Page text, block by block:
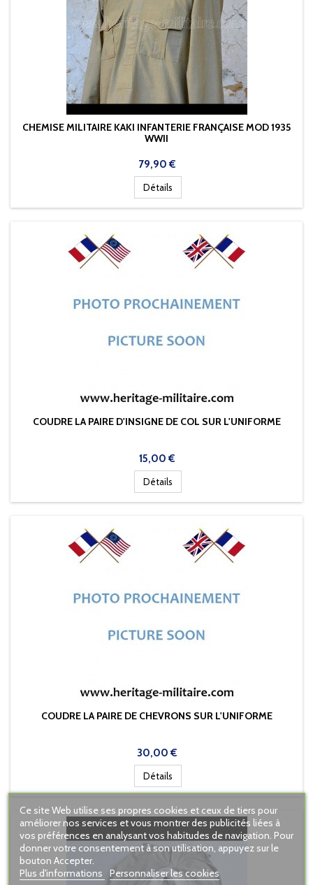
CHEMISE MILITAIRE KAKI INFANTERIE FRANÇAISE MOD 1935
WWII
Prix
79,90 €
Détails
COUDRE LA PAIRE D'INSIGNE DE COL SUR L'UNIFORME
Prix
15,00 €
Détails
COUDRE LA PAIRE DE CHEVRONS SUR L'UNIFORME
Prix
30,00 €
Détails
Ce site Web utilise ses propres cookies et ceux de tiers pour
améliorer nos services et vous montrer des publicités liées à
vos préférences en analysant vos habitudes de navigation. Pour
donner votre consentement à son utilisation, appuyez sur le
bouton Accepter.
Plus d'informations
Personnaliser les cookies